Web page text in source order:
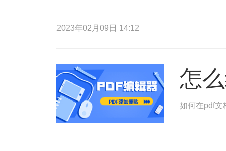
2023年02月09日 14:12
怎
如何在pdf文